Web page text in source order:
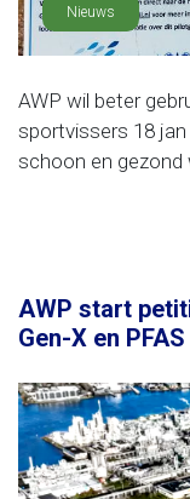
Nieuws
AWP wil beter
sportvissers 18
schoon en gezond
AWP start
Gen-X en PFAS